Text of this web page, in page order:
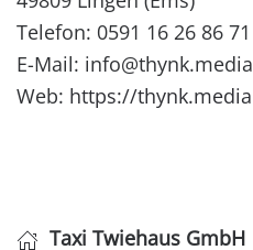
Telefon: 0591 16 26 86 71
E-Mail: info@thynk.media
Web: https://thynk.media
Taxi Twiehaus GmbH